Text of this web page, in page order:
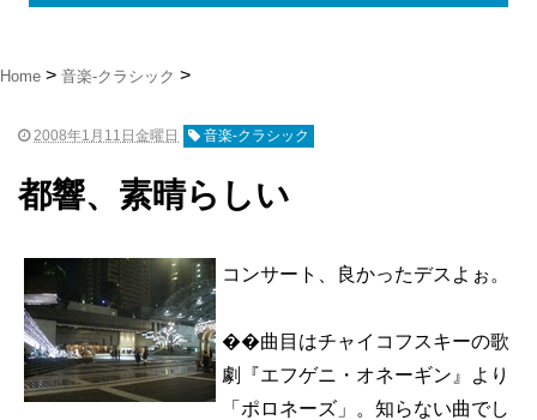
Home 音楽-クラシック
2008年1月11日金曜日 音楽-クラシック
都響、素晴らしい
コンサート、良かったデスよぉ。
��曲目はチャイコフスキーの歌
劇『エフゲニ・オネーギン』より
「ポロネーズ」。知らない曲でし